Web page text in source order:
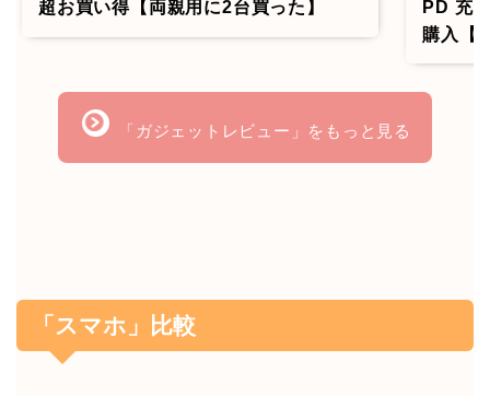
超お買い得【両親用に2台買った】
PD 充
購入【
「ガジェットレビュー」をもっと見る
「スマホ」比較